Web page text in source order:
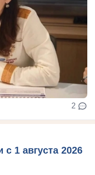
2
1 августа 2026